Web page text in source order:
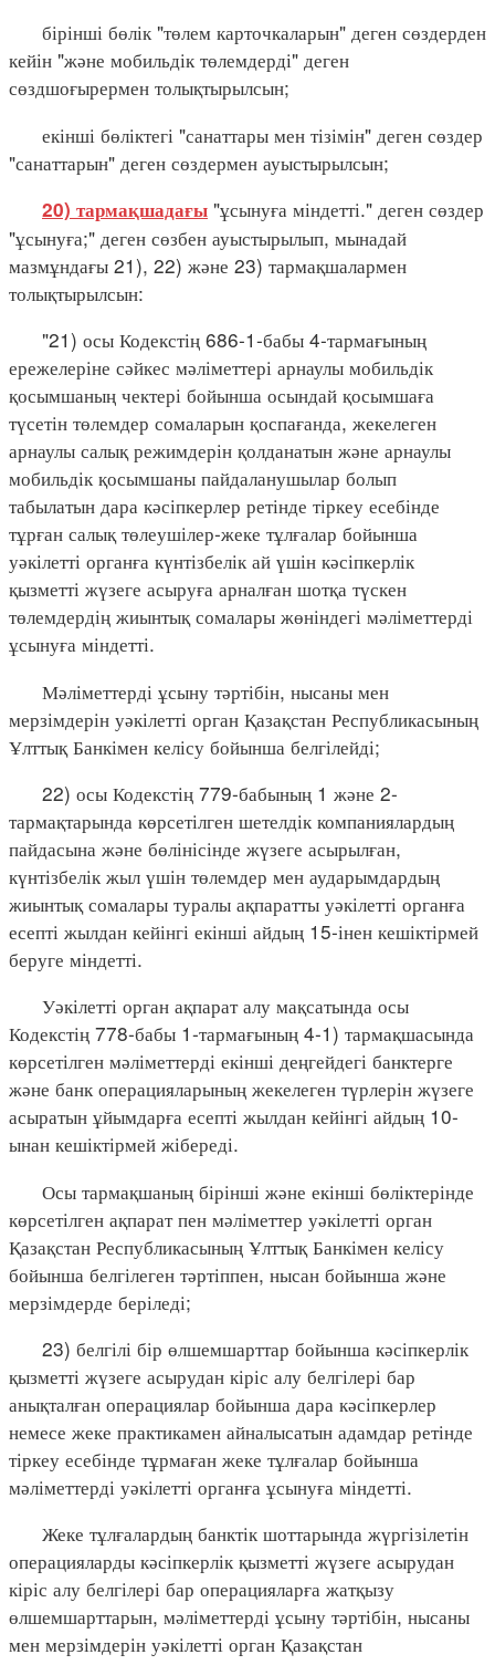
бірінші бөлік "төлем карточкаларын" деген сөздерден
кейін "және мобильдік төлемдерді" деген
сөздшоғырермен толықтырылсын;
екінші бөліктегі "санаттары мен тізімін" деген сөздер
"санаттарын" деген сөздермен ауыстырылсын;
20) тармақшадағы "ұсынуға міндетті." деген сөздер
"ұсынуға;" деген сөзбен ауыстырылып, мынадай
мазмұндағы 21), 22) және 23) тармақшалармен
толықтырылсын:
"21) осы Кодекстің 686-1-бабы 4-тармағының
ережелеріне сәйкес мәліметтері арнаулы мобильдік
қосымшаның чектері бойынша осындай қосымшаға
түсетін төлемдер сомаларын қоспағанда, жекелеген
арнаулы салық режимдерін қолданатын және арнаулы
мобильдік қосымшаны пайдаланушылар болып
табылатын дара кәсіпкерлер ретінде тіркеу есебінде
тұрған салық төлеушілер-жеке тұлғалар бойынша
уәкілетті органға күнтізбелік ай үшін кәсіпкерлік
қызметті жүзеге асыруға арналған шотқа түскен
төлемдердің жиынтық сомалары жөніндегі мәліметтерді
ұсынуға міндетті.
Мәліметтерді ұсыну тәртібін, нысаны мен
мерзімдерін уәкілетті орган Қазақстан Республикасының
Ұлттық Банкімен келісу бойынша белгілейді;
22) осы Кодекстің 779-бабының 1 және 2-
тармақтарында көрсетілген шетелдік компаниялардың
пайдасына және бөлінісінде жүзеге асырылған,
күнтізбелік жыл үшін төлемдер мен аударымдардың
жиынтық сомалары туралы ақпаратты уәкілетті органға
есепті жылдан кейінгі екінші айдың 15-інен кешіктірмей
беруге міндетті.
Уәкілетті орган ақпарат алу мақсатында осы
Кодекстің 778-бабы 1-тармағының 4-1) тармақшасында
көрсетілген мәліметтерді екінші деңгейдегі банктерге
және банк операцияларының жекелеген түрлерін жүзеге
асыратын ұйымдарға есепті жылдан кейінгі айдың 10-
ынан кешіктірмей жібереді.
Осы тармақшаның бірінші және екінші бөліктерінде
көрсетілген ақпарат пен мәліметтер уәкілетті орган
Қазақстан Республикасының Ұлттық Банкімен келісу
бойынша белгілеген тәртіппен, нысан бойынша және
мерзімдерде беріледі;
23) белгілі бір өлшемшарттар бойынша кәсіпкерлік
қызметті жүзеге асырудан кіріс алу белгілері бар
анықталған операциялар бойынша дара кәсіпкерлер
немесе жеке практикамен айналысатын адамдар ретінде
тіркеу есебінде тұрмаған жеке тұлғалар бойынша
мәліметтерді уәкілетті органға ұсынуға міндетті.
Жеке тұлғалардың банктік шоттарында жүргізілетін
операцияларды кәсіпкерлік қызметті жүзеге асырудан
кіріс алу белгілері бар операцияларға жатқызу
өлшемшарттарын, мәліметтерді ұсыну тәртібін, нысаны
мен мерзімдерін уәкілетті орган Қазақстан